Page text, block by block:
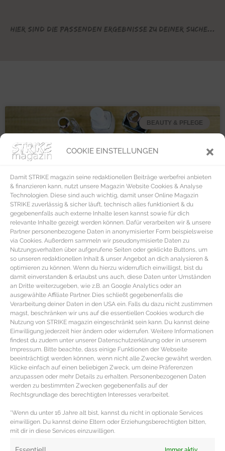
COOKIE EINSTELLUNGEN
Damit STRIKE magazin seine redaktionellen Beiträge werbefrei anbieten
& finanzieren kann, nutzt unsere Magazin Website Cookies & Analyse
Technologien. Diese sind auch wichtig, damit unser Online Magazin
STRIKE zuverlässig & sicher läuft, technisch alles funktioniert & du
gegebenenfalls auch externe Inhalte lesen kannst sowie für dich
relevante Inhalte gezeigt werden können. Dafür verarbeiten wir & unsere
Partner personenbezogene Daten in anonymisierter Form beispielsweise
via Cookies. Außerdem sammeln wir pseudonymisierte Daten zu
Nutzungsverhalten über aufgerufene Seiten oder geklickte Buttons, um
so unseren redaktionellen Inhalt & unser Angebot an dich analysieren &
optimieren zu können. Wenn du hierzu widerruflich einwilligst, bist du
damit einverstanden & erlaubst uns auch, diese Daten unter Umständen
an Dritte weiterzugeben, wie z.B. an Google Analytics oder an
ausgewählte Affiliate Partner. Dies schließt gegebenenfalls die
Verarbeitung deiner Daten in den USA ein. Falls du dazu nicht zustimmen
magst, beschränken wir uns auf die essentiellen Cookies wodurch die
Nutzung von STRIKE magazin eingeschränkt sein kann. Du kannst deine
Einwilligung jederzeit hier ändern oder widerrufen. Weitere Informationen
findest du zudem unter unserer Datenschutzerklärung oder in unserem
Impressum. Bitte beachte, dass einige Funktionen der Webseite
beeinträchtigt werden können, wenn nicht alle Zwecke gewährt werden.
Klicke einfach auf einen beliebigen Zweck, um deine Präferenzen
anzupassen oder mehr Details zu erhalten. Personenbezogenen Daten
werden zu bestimmten Zwecken gegebenenfalls auf der
Rechtsgrundlage des berechtigten Interesses verarbeitet.
*Wenn du unter 16 Jahre alt bist, kannst du nicht in optionale Services
einwilligen. Du kannst deine Eltern oder Erziehungsberechtigten bitten,
mit dir in diese Services einzuwilligen.
Hier sind die passenden Ergebnisse zu deiner Suche...
BEAUTY & PFLEGE
BEAUTY TUTORIAL – Nailart mit
cleanem Dot Design
Anleitung für Nageldesign mit Punktmuster Nailart Step
1 Nägel und Hände mit